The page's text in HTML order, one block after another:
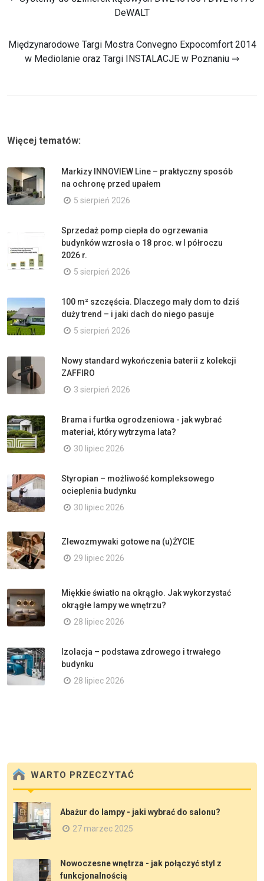
DeWALT
Międzynarodowe Targi Mostra Convegno Expocomfort 2014
w Mediolanie oraz Targi INSTALACJE w Poznaniu ⇒
Więcej tematów:
Markizy INNOVIEW Line – praktyczny sposób
na ochronę przed upałem
5 sierpień 2026
Sprzedaż pomp ciepła do ogrzewania
budynków wzrosła o 18 proc. w I półroczu
2026 r.
5 sierpień 2026
100 m² szczęścia. Dlaczego mały dom to dziś
duży trend – i jaki dach do niego pasuje
5 sierpień 2026
Nowy standard wykończenia baterii z kolekcji
ZAFFIRO
3 sierpień 2026
Brama i furtka ogrodzeniowa - jak wybrać
materiał, który wytrzyma lata?
30 lipiec 2026
Styropian – możliwość kompleksowego
ocieplenia budynku
30 lipiec 2026
Zlewozmywaki gotowe na (u)ŻYCIE
29 lipiec 2026
Miękkie światło na okrągło. Jak wykorzystać
okrągłe lampy we wnętrzu?
28 lipiec 2026
Izolacja – podstawa zdrowego i trwałego
budynku
28 lipiec 2026
WARTO PRZECZYTAĆ
Abażur do lampy - jaki wybrać do salonu?
27 marzec 2025
Nowoczesne wnętrza - jak połączyć styl z
funkcjonalnością